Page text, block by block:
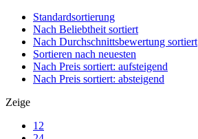
Standardsortierung
Nach Beliebtheit sortiert
Nach Durchschnittsbewertung sortiert
Sortieren nach neuesten
Nach Preis sortiert: aufsteigend
Nach Preis sortiert: absteigend
Zeige
12